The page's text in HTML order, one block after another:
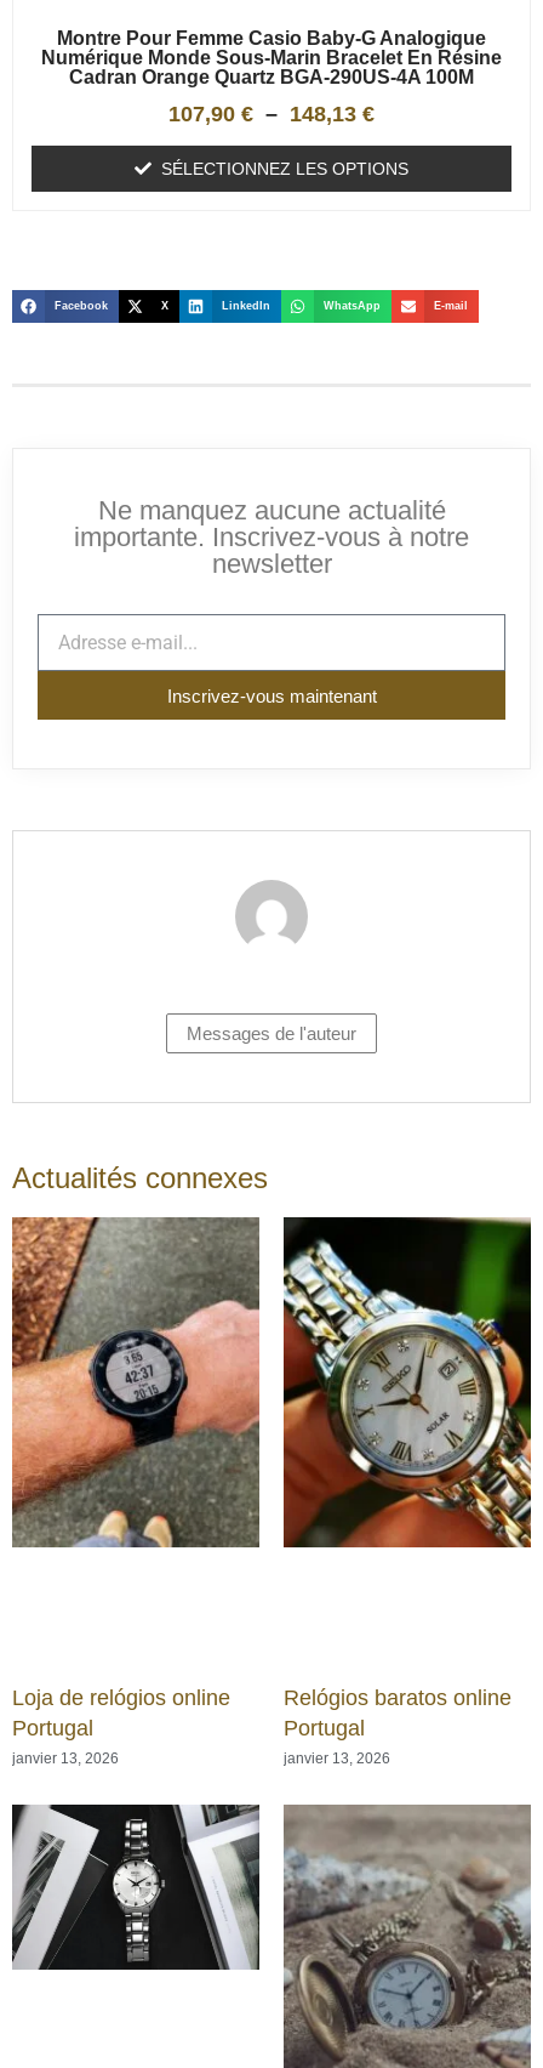
Montre Pour Femme Casio Baby-G Analogique
Numérique Monde Sous-Marin Bracelet En Résine
Cadran Orange Quartz BGA-290US-4A 100M
107,90 € – 148,13 €
SÉLECTIONNEZ LES OPTIONS
Facebook X LinkedIn WhatsApp E-mail
Ne manquez aucune actualité
importante. Inscrivez-vous à notre
newsletter
Inscrivez-vous maintenant
Messages de l'auteur
Actualités connexes
Loja de relógios online
Portugal
janvier 13, 2026
Relógios baratos online
Portugal
janvier 13, 2026